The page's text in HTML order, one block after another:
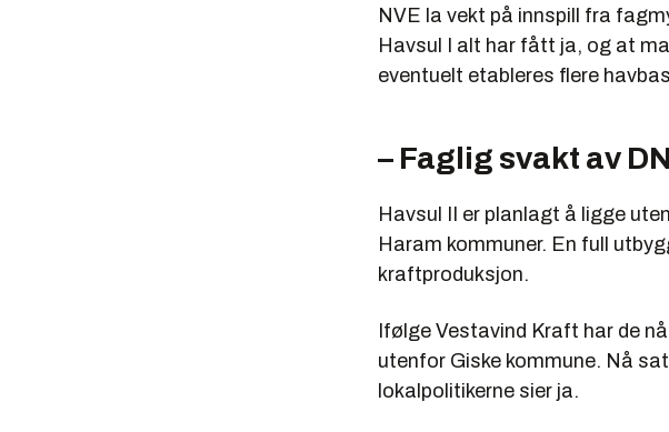
NVE la vekt på innspill fra
Havsul I alt har fått ja, og at
eventuelt etableres flere
– Faglig svakt av DN
Havsul II er planlagt å ligge
Haram kommuner. En full
kraftproduksjon.
Ifølge Vestavind Kraft har de
utenfor Giske kommune. Nå
lokalpolitikerne sier ja.